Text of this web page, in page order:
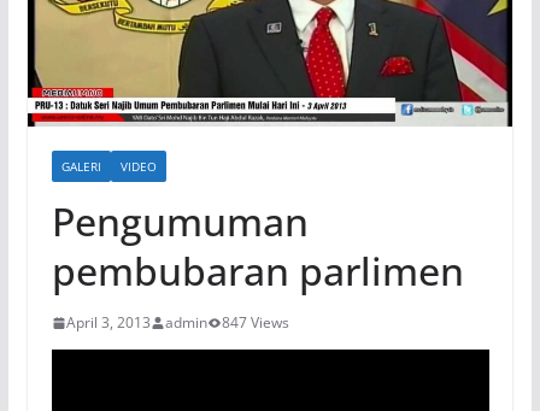
GALERI VIDEO
Pengumuman
pembubaran parlimen
April 3, 2013 admin 847 Views